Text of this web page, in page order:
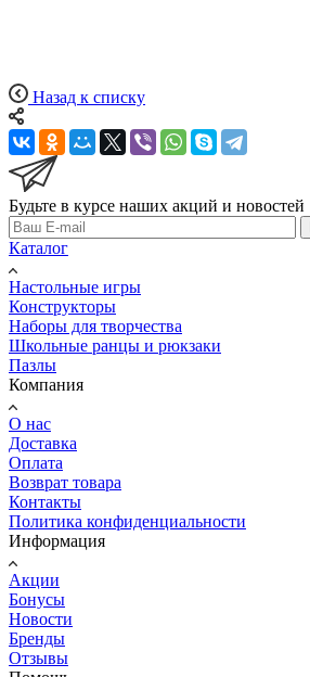
Назад к списку
Будьте в курсе наших акций и новостей
Каталог
Настольные игры
Конструкторы
Наборы для творчества
Школьные ранцы и рюкзаки
Пазлы
Компания
О нас
Доставка
Оплата
Возврат товара
Контакты
Политика конфиденциальности
Информация
Акции
Бонусы
Новости
Бренды
Отзывы